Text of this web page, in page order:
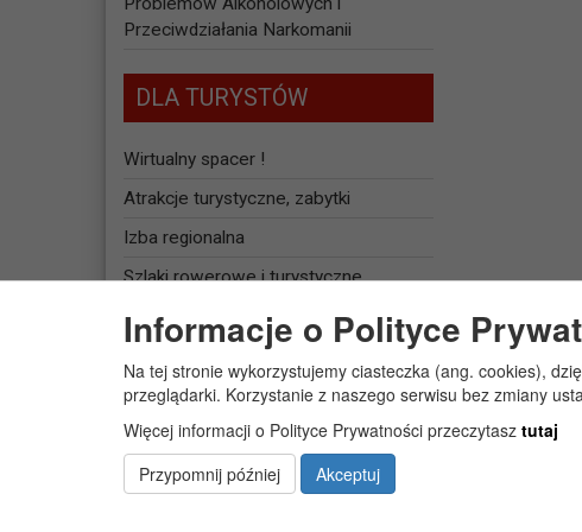
Przeciwdziałania Narkomanii
DLA TURYSTÓW
Wirtualny spacer !
Atrakcje turystyczne, zabytki
Izba regionalna
Szlaki rowerowe i turystyczne
Baza noclegowa
JEDNOSTKI
ORGANIZACYJNE
Żłobek Gminny „PUCHATEK”
Informacje o Polityce
Na tej stronie wykorzystujemy ciasteczka (ang. cookies),
przeglądarki. Korzystanie z naszego serwisu bez zmiany
Więcej informacji o Polityce Prywatności przeczytasz tutaj
Przypomnij później
Akceptuj